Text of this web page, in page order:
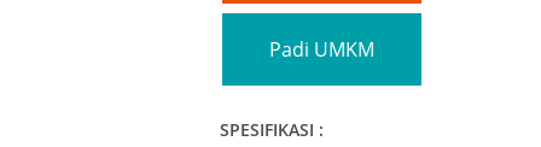
Padi UMKM
SPESIFIKASI :